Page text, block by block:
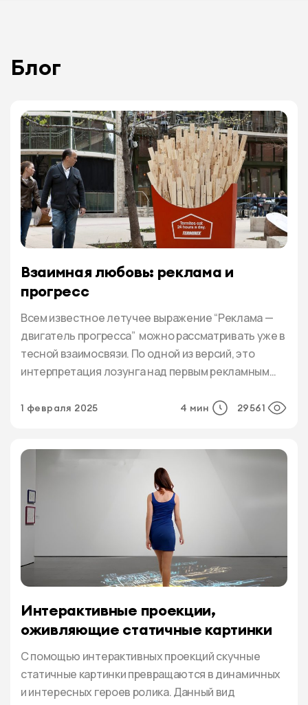
Блог
Взаимная любовь: реклама и
прогресс
Всем известное летучее выражение “Реклама —
двигатель прогресса” можно рассматривать уже в
тесной взаимосвязи. По одной из версий, это
интерпретация лозунга над первым рекламным
архитектором и предпринимателем Людвигом
этот немалый срок изменилось очень многое,
прогресс коснулся практически всех […]
1 февраля 2025 4 мин 29561
Интерактивные проекции,
оживляющие статичные картинки
С помощью интерактивных проекций скучные
статичные картинки превращаются в динамичных
и интересных героев ролика. Данный вид